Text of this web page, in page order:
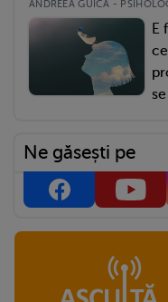
ANDREEA GUICĂ -
E
Ne găsești pe